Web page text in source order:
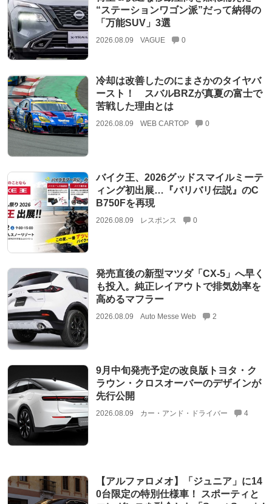
“ステーションワゴン派”だって納得の
「万能SUV」3選
2026.08.09 VAGUE 0
冷却は改善したのにまさかのタイヤバ
ースト！ スバルBRZが真夏の富士で
苦戦した理由とは
2026.08.09 WEB CARTOP 0
バイク王、2026グッドスマイルミーテ
ィング初出展…『バリバリ伝説』のC
B750Fを再現
2026.08.09 レスポンス 0
発売直後の新型マツダ「CX-5」へ早く
も投入。純正レイアウトで排気効率を
高めるマフラー
2026.08.09 Auto Messe Web 2
9月中旬発売予定の改良版トヨタ・ク
ラウン・クロスオーバーのデザインが
先行公開
2026.08.09 カー・アンド・ドライバー 4
【アルファロメオ】「ジュニア」に14
0台限定の特別仕様車！ スポーティと